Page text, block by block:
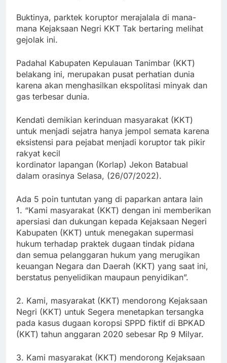
Buktinya, parktek koruptor merajalala di mana-
mana Kejaksaan Negri KKT Tak bertaring melihat
gejolak ini.
Padahal Kabupaten Kepulauan Tanimbar (KKT)
belakang ini, merupakan pusat perhatian dunia
karena akan menghasilkan ekspolitasi minyak dan
gas terbesar dunia.
Kendati demikian kerinduan masyarakat (KKT)
untuk menjadi sejatra hanya jempol semata karena
eksistensi para pejabat menjadi koruptor tak pikir
rakyat kecil
kordinator lapangan (Korlap) Jekon Batabual
dalam orasinya Selasa, (26/07/2022).
Ada 5 poin tuntutan yang di paparkan antara lain
1. “Kami masyarakat (KKT) dengan ini memberikan
apersiasi dan dukungan kepada Kejaksaan Negeri
Kabupaten (KKT) untuk menegakan supermasi
hukum terhadap praktek dugaan tindak pidana
dan semua pelanggaran hukum yang merugikan
keuangan Negara dan Daerah (KKT) yang saat ini,
berstatus penyelidikan maupaun penyidikan”.
2. Kami, masyarakat (KKT) mendorong Kejaksaan
Negri (KKT) untuk Segera menetapkan tersangka
pada kasus dugaan koropsi SPPD fiktif di BPKAD
(KKT) tahun anggaran 2020 sebesar Rp 9 Milyar.
3. Kami masyarakat (KKT) mendorong Kejaksaan